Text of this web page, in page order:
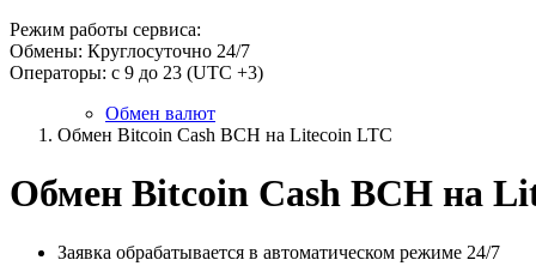
Режим работы сервиса:
Обмены: Круглосуточно 24/7
Операторы: с 9 до 23 (UTC +3)
Обмен валют
Обмен Bitcoin Cash BCH на Litecoin LTC
Обмен Bitcoin Cash BCH на
Заявка обрабатывается в автоматическом режиме 24/7